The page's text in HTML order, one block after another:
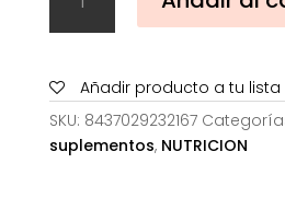
Odile
Fernández
Hidrolizado
Inmuno
OFM
300
Añadir producto a tu
SKU: 8437029232167
suplementos, NUTRICION